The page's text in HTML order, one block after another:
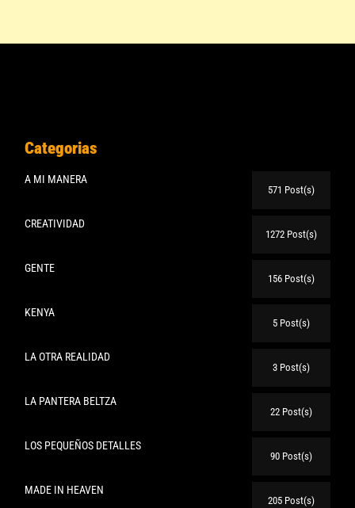
Categorias
A MI MANERA
571 Post(s)
CREATIVIDAD
1272 Post(s)
GENTE
156 Post(s)
KENYA
5 Post(s)
LA OTRA REALIDAD
3 Post(s)
LA PANTERA BELTZA
22 Post(s)
LOS PEQUEÑOS DETALLES
90 Post(s)
MADE IN HEAVEN
205 Post(s)